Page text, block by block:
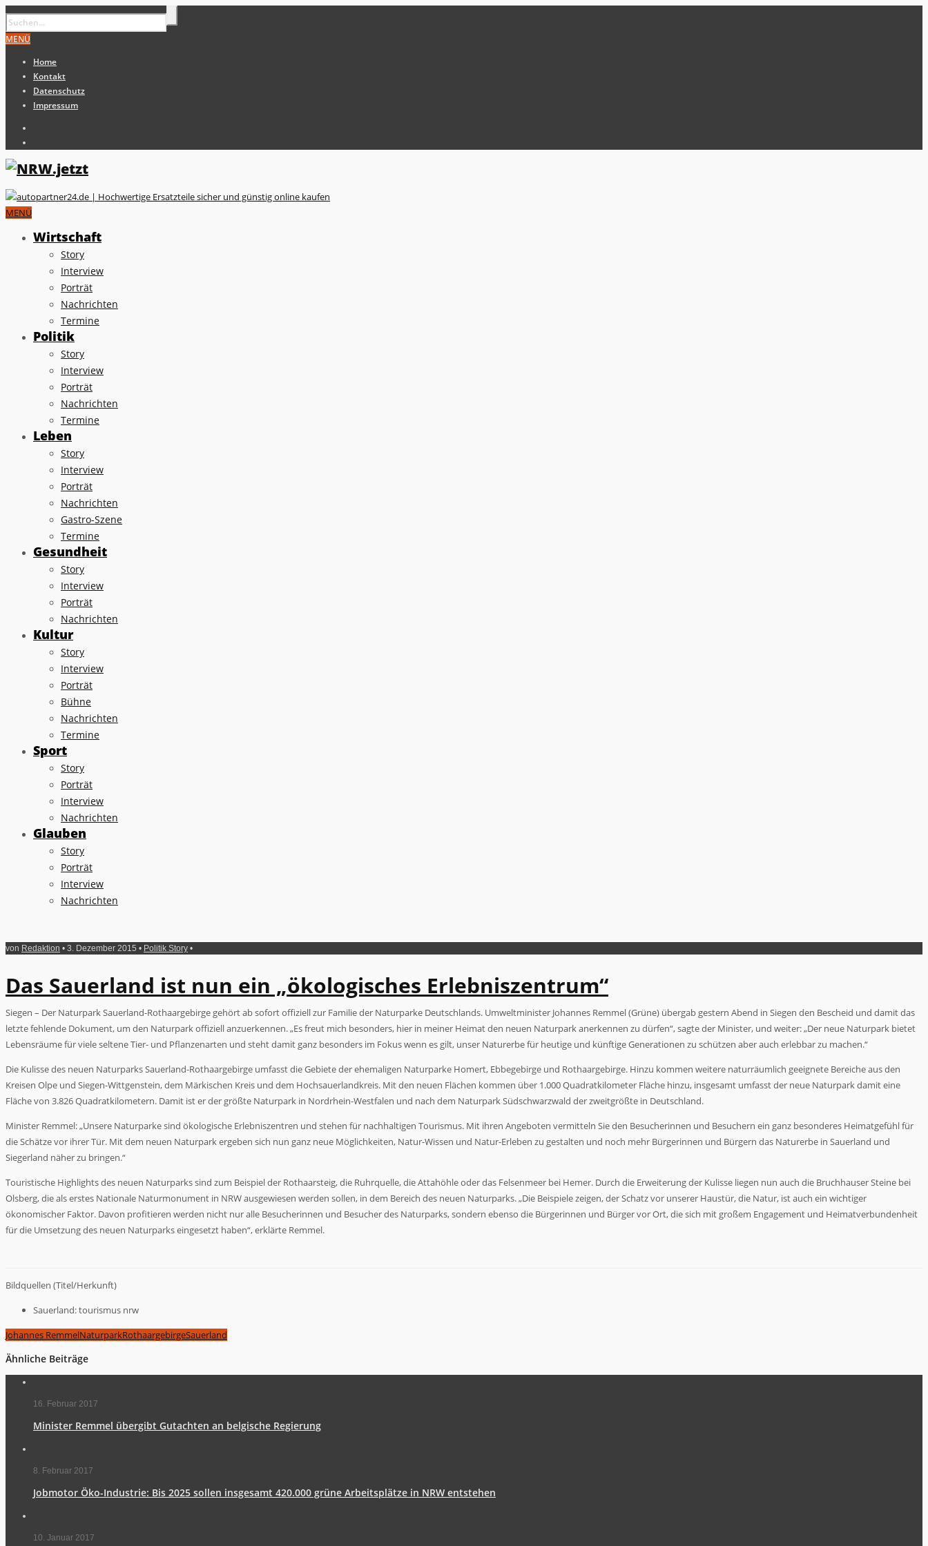
MENÜ
Home
Kontakt
Datenschutz
Impressum
MENÜ
Wirtschaft
Story
Interview
Porträt
Nachrichten
Termine
Politik
Story
Interview
Porträt
Nachrichten
Termine
Leben
Story
Interview
Porträt
Nachrichten
Gastro-Szene
Termine
Gesundheit
Story
Interview
Porträt
Nachrichten
Kultur
Story
Interview
Porträt
Bühne
Nachrichten
Termine
Sport
Story
Porträt
Interview
Nachrichten
Glauben
Story
Porträt
Interview
Nachrichten
von Redaktion • 3. Dezember 2015 • Politik Story •
Das Sauerland ist nun ein „ökologisches Erlebniszentrum“
Siegen – Der Naturpark Sauerland-Rothaargebirge gehört ab sofort offiziell zur Familie der Naturparke Deutschlands. Umweltminister Johannes Remmel (Grüne) übergab gestern Abend in Siegen den Bescheid und damit das
letzte fehlende Dokument, um den Naturpark offiziell anzuerkennen. „Es freut mich besonders, hier in meiner Heimat den neuen Naturpark anerkennen zu dürfen“, sagte der Minister, und weiter: „Der neue Naturpark bietet
Lebensräume für viele seltene Tier- und Pflanzenarten und steht damit ganz besonders im Fokus wenn es gilt, unser Naturerbe für heutige und künftige Generationen zu schützen aber auch erlebbar zu machen.“
Die Kulisse des neuen Naturparks Sauerland-Rothaargebirge umfasst die Gebiete der ehemaligen Naturparke Homert, Ebbegebirge und Rothaargebirge. Hinzu kommen weitere naturräumlich geeignete Bereiche aus den
Kreisen Olpe und Siegen-Wittgenstein, dem Märkischen Kreis und dem Hochsauerlandkreis. Mit den neuen Flächen kommen über 1.000 Quadratkilometer Fläche hinzu, insgesamt umfasst der neue Naturpark damit eine
Fläche von 3.826 Quadratkilometern. Damit ist er der größte Naturpark in Nordrhein-Westfalen und nach dem Naturpark Südschwarzwald der zweitgrößte in Deutschland.
Minister Remmel: „Unsere Naturparke sind ökologische Erlebniszentren und stehen für nachhaltigen Tourismus. Mit ihren Angeboten vermitteln Sie den Besucherinnen und Besuchern ein ganz besonderes Heimatgefühl für
die Schätze vor ihrer Tür. Mit dem neuen Naturpark ergeben sich nun ganz neue Möglichkeiten, Natur-Wissen und Natur-Erleben zu gestalten und noch mehr Bürgerinnen und Bürgern das Naturerbe in Sauerland und
Siegerland näher zu bringen.“
Touristische Highlights des neuen Naturparks sind zum Beispiel der Rothaarsteig, die Ruhrquelle, die Attahöhle oder das Felsenmeer bei Hemer. Durch die Erweiterung der Kulisse liegen nun auch die Bruchhauser Steine bei
Olsberg, die als erstes Nationale Naturmonument in NRW ausgewiesen werden sollen, in dem Bereich des neuen Naturparks. „Die Beispiele zeigen, der Schatz vor unserer Haustür, die Natur, ist auch ein wichtiger
ökonomischer Faktor. Davon profitieren werden nicht nur alle Besucherinnen und Besucher des Naturparks, sondern ebenso die Bürgerinnen und Bürger vor Ort, die sich mit großem Engagement und Heimatverbundenheit
für die Umsetzung des neuen Naturparks eingesetzt haben“, erklärte Remmel.
Bildquellen (Titel/Herkunft)
Sauerland: tourismus nrw
Johannes RemmelNaturparkRothaargebirgeSauerland
Ähnliche Beiträge
16. Februar 2017
Minister Remmel übergibt Gutachten an belgische Regierung
8. Februar 2017
Jobmotor Öko-Industrie: Bis 2025 sollen insgesamt 420.000 grüne Arbeitsplätze in NRW entstehen
10. Januar 2017